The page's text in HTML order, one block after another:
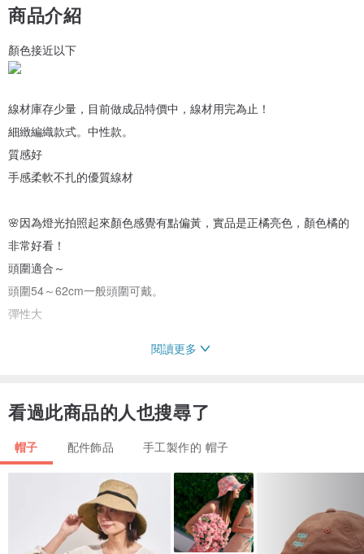
商品介紹
顏色接近以下
線材庫存少量，目前做成品特價中，線材用完為止！
細緻編織款式。中性款。
質感好
手感柔軟不扎的優質線材
🌸因為燈光拍照起來顏色感覺有點偏黃，實品是正橘亮色，顏色橘的
非常好看！
頭圍適合～
頭圍54～62cm一般頭圍可戴。
彈性大
🔅 嚴選優質線材編織，不會像大量機器做的，一般是用尼龍線材質，
🔅細緻的麻花紋路，更有質感，有亮點又保暖
🔅 質感好的麻花帽，是冬天必備品。
🔅能修飾方形和圓形的臉，使臉部線條更柔和。
🔅麻花帽不分年齡，性別，都非常適合戴。
🔅優質線材純手工編織麻花紋路，延展彈性好，久戴也舒適。
☆ 尺寸～
閱讀更多
看過此商品的人也搜尋了
帽子 配件飾品 手工製作的 帽子